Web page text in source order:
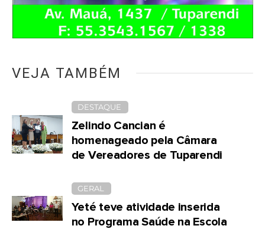
VEJA TAMBÉM
DESTAQUE
Zelindo Cancian é
homenageado pela Câmara
de Vereadores de Tuparendi
GERAL
Yeté teve atividade inserida
no Programa Saúde na Escola